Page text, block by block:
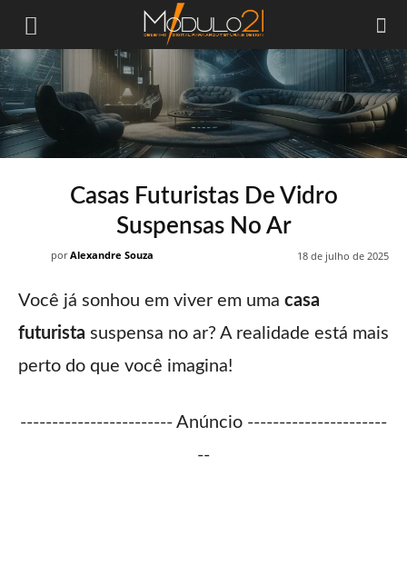
Módulo21
Casas Futuristas De Vidro
Suspensas No Ar
18 de julho de 2025
por Alexandre Souza
Você já sonhou em viver em uma casa
futurista suspensa no ar? A realidade está mais
perto do que você imagina!
------------------------ Anúncio ----------------------
--